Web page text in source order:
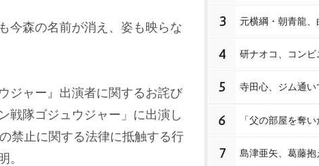
今森の名前が消え、姿も映らな
ジャー』出演者に関するお詫び
戦隊ゴジュウジャー」に出演し
禁止に関する法律に抵触する行
。
3 元横綱・朝青龍
4 研ナオコ、コンビ
5 寺田心、ジム通
6 「父の部屋を奪
7 島津亜矢、葛藤